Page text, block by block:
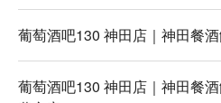
葡萄酒吧130 神田店｜神田餐
葡萄酒吧130 神田店｜神田餐